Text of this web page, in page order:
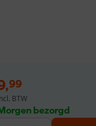
,99
BTW
bezorgd